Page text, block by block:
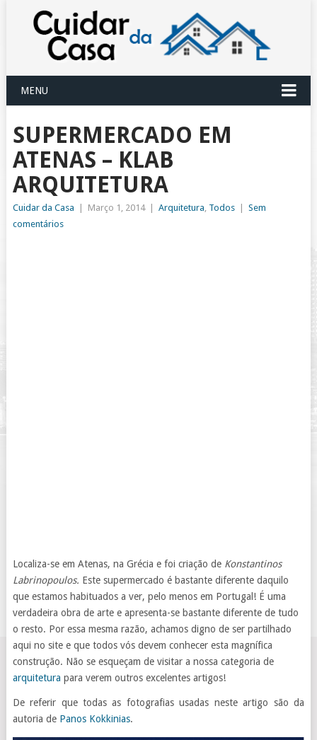
MENU
SUPERMERCADO EM
ATENAS – KLAB
ARQUITETURA
Cuidar da Casa Março 1, 2014 Arquitetura Todos
Sem
comentários
Localiza-se em Atenas, na Grécia e foi criação de Konstantinos
Labrinopoulos. Este supermercado é bastante diferente daquilo
que estamos habituados a ver, pelo menos em Portugal! É uma
verdadeira obra de arte e apresenta-se bastante diferente de tudo
o resto. Por essa mesma razão, achamos digno de ser partilhado
aqui no site e que todos vós devem conhecer esta magnífica
construção. Não se esqueçam de visitar a nossa categoria de
arquitetura para verem outros excelentes artigos!
De referir que todas as fotografias usadas neste artigo são da
autoria de Panos Kokkinias.